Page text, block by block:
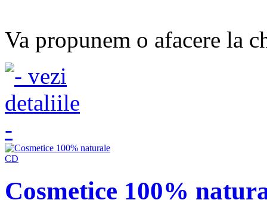
Va propunem o afacere la
Cosmetice 100%